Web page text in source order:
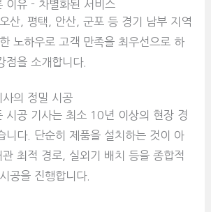
이유 - 차별화된 서비스
산, 평택, 안산, 군포 등 경기 남부 지역
노하우로 고객 만족을 최우선으로 하
점을 소개합니다.
의 정밀 시공
시공 기사는 최소 10년 이상의 현장 경
니다. 단순히 제품을 설치하는 것이 아
최적 경로, 실외기 배치 등을 종합적
공을 진행합니다.